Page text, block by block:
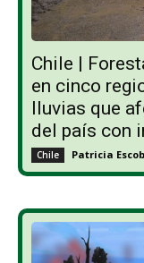
Chile |
en cinco
lluvias que
del país con
Chile Patricia